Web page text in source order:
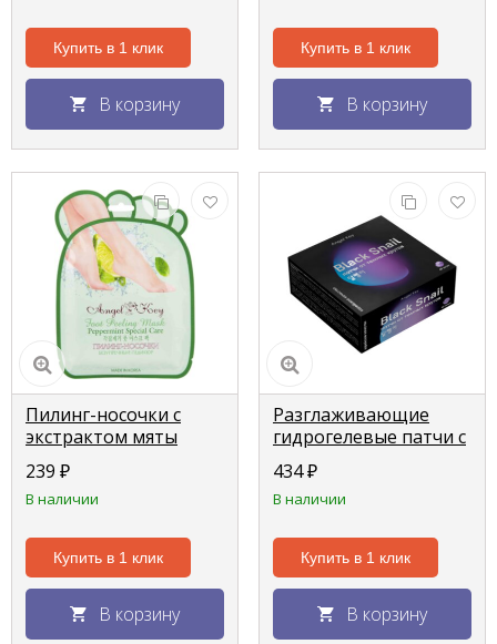
Купить в 1 клик
В корзину
Купить в 1 клик
В корзину
Пилинг-носочки с
экстрактом мяты
"Angel Key" 40г
239 ₽
В наличии
Купить в 1 клик
В корзину
Разглаживающие
гидрогелевые патчи с
экстрактом черной
улитки от темных
кругов "Angel Key", 60
434₽
В наличии
Купить в 1 клик
В корзину